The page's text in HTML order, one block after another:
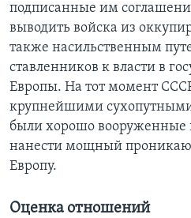
подписанные им
выводить войска из
также насильственным
ставленников к власти в
Европы. На тот момент
крупнейшими
были хорошо вооруженные
нанести мощный
Европу.
Оценка отношений